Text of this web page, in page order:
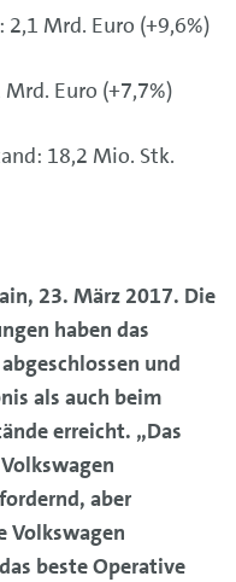
Mrd. Euro (+9,6%)
Euro (+7,7%)
18,2 Mio. Stk.
23. März 2017. Die
haben das
und
als auch beim
erreicht. „Das
aber
Volkswagen
beste Operative